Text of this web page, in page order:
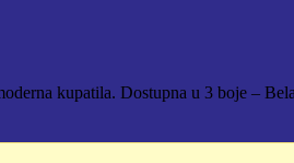
kupatila. Dostupna u 3 boje –